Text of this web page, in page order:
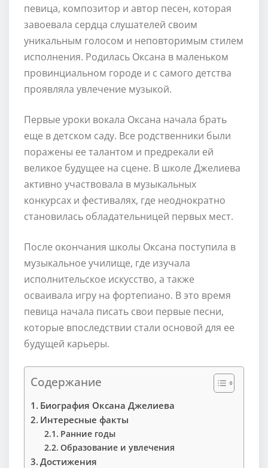
певица, композитор и автор песен, которая
завоевала сердца слушателей своим
уникальным голосом и неповторимым стилем
исполнения. Родилась Оксана в маленьком
провинциальном городе и с самого детства
проявляла увлечение музыкой.
Первые уроки вокала Оксана начала брать
еще в детском саду. Все родственники были
поражены ее талантом и предрекали ей
великое будущее на сцене. В школе Джелиева
активно участвовала в музыкальных
конкурсах и фестивалях, где неоднократно
становилась обладательницей первых мест.
После окончания школы Оксана поступила в
музыкальное училище, где изучала
исполнительское искусство, а также
осваивала игру на фортепиано. В это время
певица начала писать свои первые песни,
которые впоследствии стали основой для ее
будущей карьеры.
Содержание
Биография Оксана Джелиева
Интересные факты
Ранние годы
Образование и увлечения
Достижения